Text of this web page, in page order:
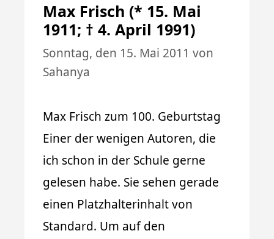
Max Frisch (* 15. Mai
1911; † 4. April 1991)
Sonntag, den 15. Mai 2011 von
Sahanya
Max Frisch zum 100. Geburtstag
Einer der wenigen Autoren, die
ich schon in der Schule gerne
gelesen habe. Sie sehen gerade
einen Platzhalterinhalt von
Standard. Um auf den